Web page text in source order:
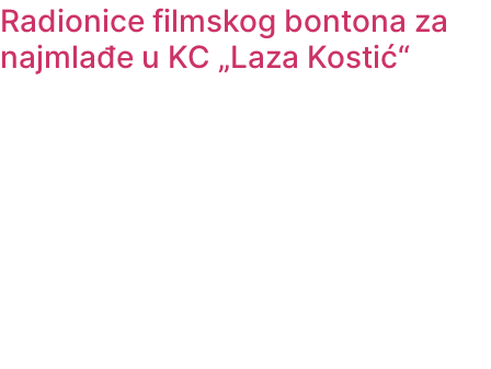
Radionice filmskog bontona za
najmlađe u KC „Laza Kostić“